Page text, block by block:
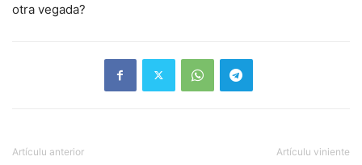
otra vegada?
Artículu anterior Artículu viniente